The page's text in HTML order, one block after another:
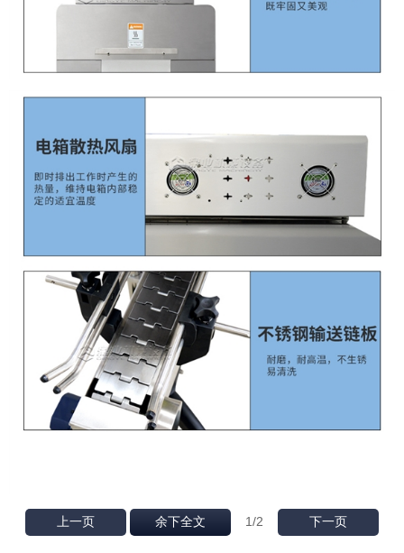
上一页 余下全文 1/2 下一页